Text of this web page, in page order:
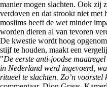
manier mogen slachten. Ook zij
verdoven en dat strookt niet
moslims heeft de wet minder
worden dieren al van tevoren
De kwestie wordt hoog
stijf te houden, maakt een
"De eerste anti-joodse
in Nederland werd ingevoerd,
ritueel te slachten. Zo’n voorstel